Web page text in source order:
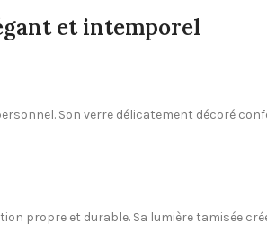
et intemporel
Son verre délicatement décoré
propre et durable. Sa lumière tamisée